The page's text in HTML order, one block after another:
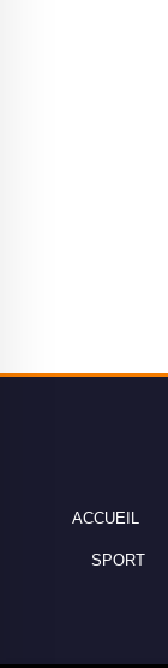
ACCUEIL
SPORT